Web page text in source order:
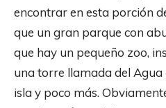
encontrar en esta porción
que un gran parque con
que hay un pequeño zoo,
una torre llamada del Agua
isla y poco más.